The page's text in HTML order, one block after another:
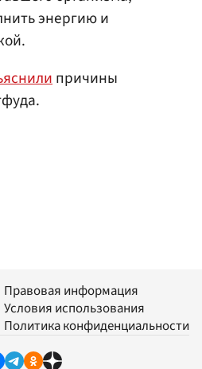
энергию и
причины
Правовая информация
Условия использования
Политика конфиденциальности